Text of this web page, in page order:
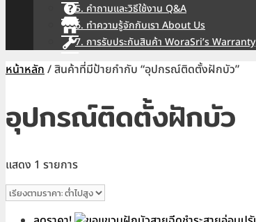
5. คำถามและวิธีใช้งาน Q&A
6. ทำความรู้จักกับเรา About Us
7. การรับประกันสินค้า WoraSri’s Warranty
หน้าหลัก / สินค้าที่มีป้ายกำกับ “อุปกรณ์ติดตั้งฝักบัว”
อุปกรณ์ติดตั้งฝักบัว
แสดง 1 รายการ